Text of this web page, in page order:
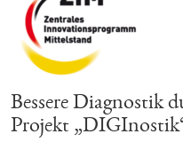
Bessere Diagnostik
Projekt